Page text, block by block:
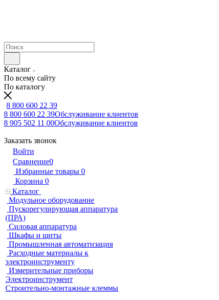
Каталог
По всему сайту
По каталогу
8 800 600 22 39
8 800 600 22 39Обслуживание клиентов
8 905 502 11 00Обслуживание клиентов
Заказать звонок
Войти
Сравнение0
Избранные товары 0
Корзина 0
Каталог
Модульное оборудование
Пускорегулирующая аппаратура
(ПРА)
Силовая аппаратура
Шкафы и щиты
Промышленная автоматизация
Расходные материалы к
электроинструменту
Измерительные приборы
Электроинструмент
Строительно-монтажные клеммы